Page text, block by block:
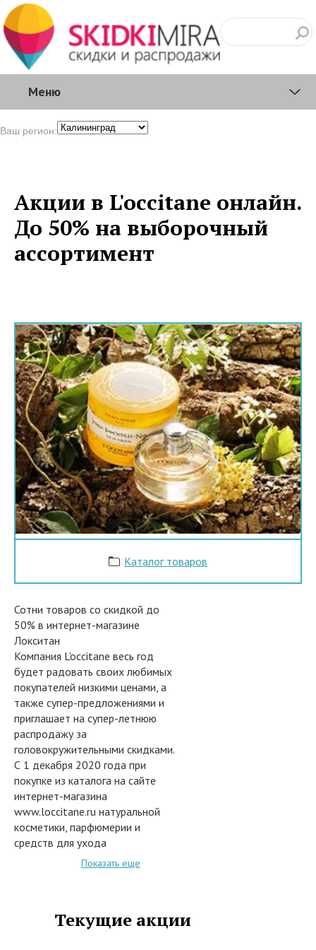
Меню
Ваш регион:
Акции в L'occitane онлайн.
До 50% на выборочный
ассортимент
Каталог товаров
Сотни товаров со скидкой до
50% в интернет-магазине
Локситан
Компания L'occitane весь год
будет радовать своих любимых
покупателей низкими ценами, а
также супер-предложениями и
приглашает на супер-летнюю
распродажу за
головокружительными скидками.
С 1 декабря 2020 года при
покупке из каталога на сайте
интернет-магазина
www.loccitane.ru натуральной
косметики, парфюмерии и
средств для ухода
предоставляются 50% на
осуществляется бесплатно.
Показать еще
Текущие акции